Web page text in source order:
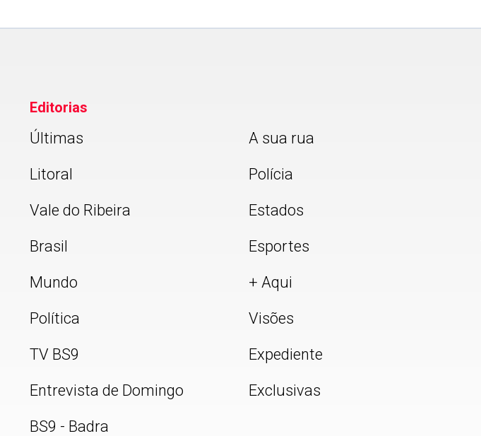
Editorias
Últimas
Litoral
Vale do Ribeira
Brasil
Mundo
Política
TV BS9
Entrevista de Domingo
BS9 - Badra
A sua rua
Polícia
Estados
Esportes
+ Aqui
Visões
Expediente
Exclusivas